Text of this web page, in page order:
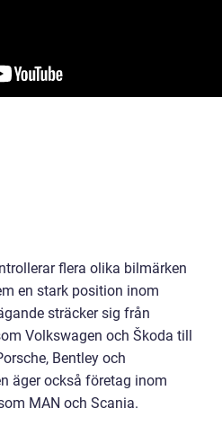
flera olika bilmärken
en stark position inom
sträcker sig från
Volkswagen och Škoda till
Bentley och
äger också företag inom
MAN och Scania.